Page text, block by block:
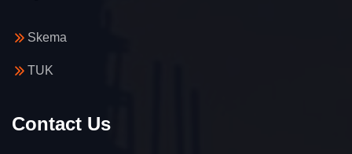
Skema
TUK
Contact Us